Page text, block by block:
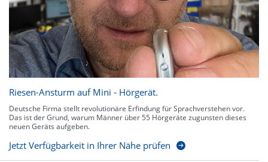
Riesen-Ansturm auf Mini - Hörgerät.
Deutsche Firma stellt revolutionäre Erfindung für Sprachverstehen vor.
Das ist der Grund, warum Männer über 55 Hörgeräte zugunsten dieses
neuen Geräts aufgeben.
Jetzt Verfügbarkeit in Ihrer Nähe prüfen